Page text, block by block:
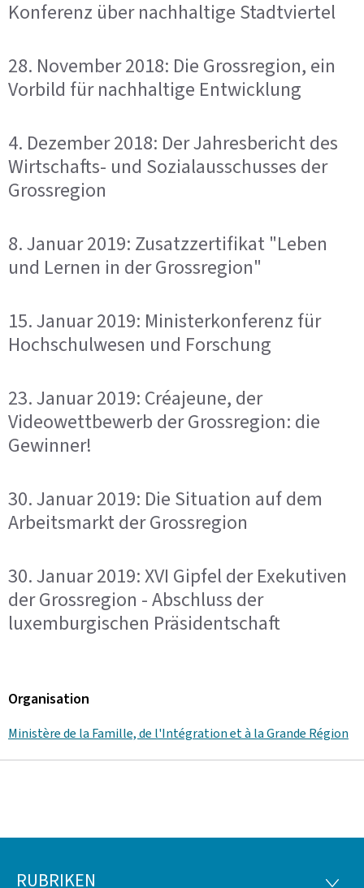
Konferenz über nachhaltige Stadtviertel
28. November 2018: Die Grossregion, ein
Vorbild für nachhaltige Entwicklung
4. Dezember 2018: Der Jahresbericht des
Wirtschafts- und Sozialausschusses der
Grossregion
8. Januar 2019: Zusatzzertifikat "Leben
und Lernen in der Grossregion"
15. Januar 2019: Ministerkonferenz für
Hochschulwesen und Forschung
23. Januar 2019: Créajeune, der
Videowettbewerb der Grossregion: die
Gewinner!
30. Januar 2019: Die Situation auf dem
Arbeitsmarkt der Grossregion
30. Januar 2019: XVI Gipfel der Exekutiven
der Grossregion - Abschluss der
luxemburgischen Präsidentschaft
Organisation
Ministère de la Famille, de l'Intégration et à la Grande Région
RUBRIKEN